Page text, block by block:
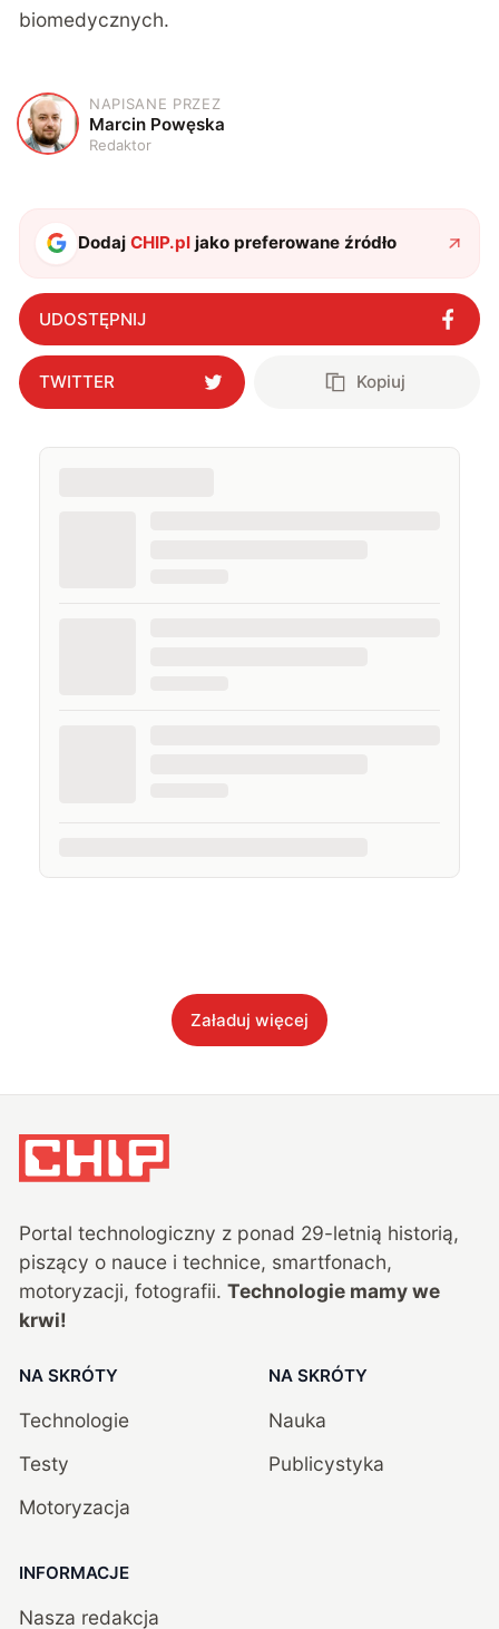
biomedycznych.
M
NAPISANE PRZEZ
Marcin Powęska
Redaktor
DodajCHIP.pl jako preferowane źródło
UDOSTĘPNIJ
TWITTER Kopiuj
Załaduj więcej
Portal technologiczny z ponad 29-letnią historią,
piszący o nauce i technice, smartfonach,
motoryzacji, fotografii. Technologie mamy we
krwi!
NA SKRÓTY
Technologie
Testy
Motoryzacja
NA SKRÓTY
Nauka
Publicystyka
INFORMACJE
Nasza redakcja